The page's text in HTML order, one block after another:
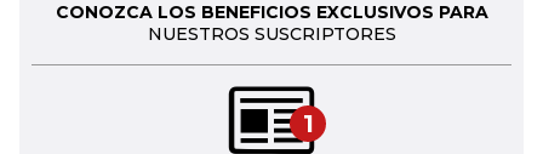
CONOZCA LOS BENEFICIOS EXCLUSIVOS PARA
NUESTROS SUSCRIPTORES
1